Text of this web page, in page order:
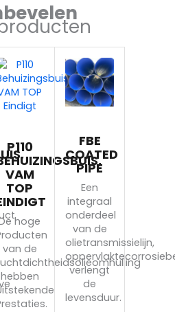
P110
VAM
TOP
hoge
van de
hebben
FBE
COATED
PIPE
Een
integraal
onderdeel
van de
olietransmissielijn,
verlengt
de
levensduur.